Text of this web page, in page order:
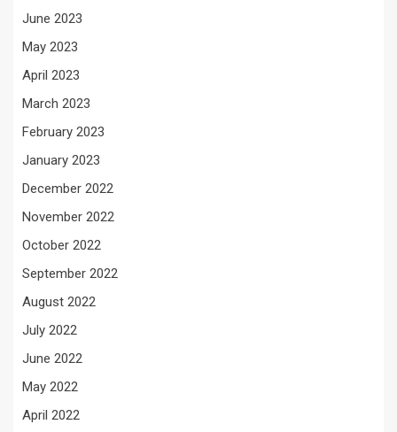
June 2023
May 2023
April 2023
March 2023
February 2023
January 2023
December 2022
November 2022
October 2022
September 2022
August 2022
July 2022
June 2022
May 2022
April 2022